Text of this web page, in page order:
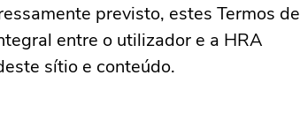
previsto, estes Termos de
entre o utilizador e a HRA
sítio e conteúdo.